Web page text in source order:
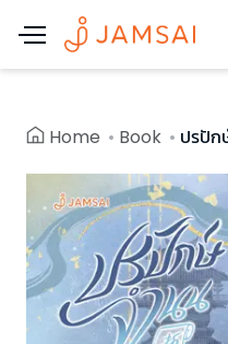
Home Book ปรปัก